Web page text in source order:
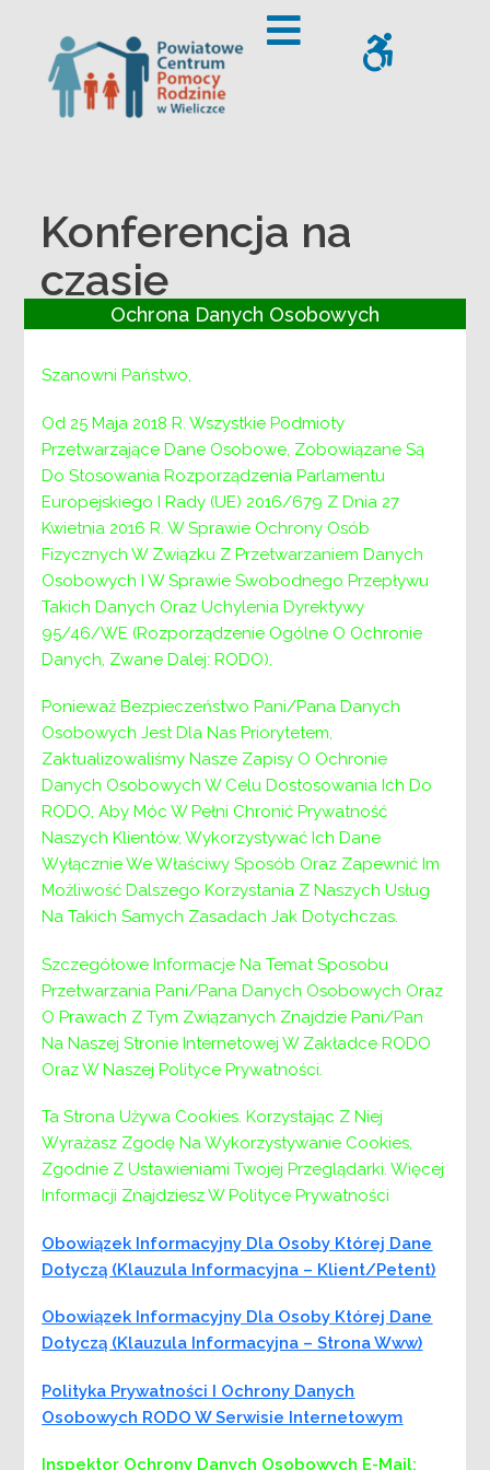
Ochrona Danych Osobowych
Szanowni Państwo,
Od 25 Maja 2018 R. Wszystkie Podmioty
Przetwarzające Dane Osobowe, Zobowiązane Są
Do Stosowania Rozporządzenia Parlamentu
Europejskiego I Rady (UE) 2016/679 Z Dnia 27
Kwietnia 2016 R. W Sprawie Ochrony Osób
Fizycznych W Związku Z Przetwarzaniem Danych
Osobowych I W Sprawie Swobodnego Przepływu
Takich Danych Oraz Uchylenia Dyrektywy
95/46/WE (Rozporządzenie Ogólne O Ochronie
Danych, Zwane Dalej: RODO).
Ponieważ Bezpieczeństwo Pani/Pana Danych
Osobowych Jest Dla Nas Priorytetem,
Zaktualizowaliśmy Nasze Zapisy O Ochronie
Danych Osobowych W Celu Dostosowania Ich Do
RODO, Aby Móc W Pełni Chronić Prywatność
Naszych Klientów, Wykorzystywać Ich Dane
Wyłącznie We Właściwy Sposób Oraz Zapewnić Im
Możliwość Dalszego Korzystania Z Naszych Usług
Na Takich Samych Zasadach Jak Dotychczas.
Szczegółowe Informacje Na Temat Sposobu
Przetwarzania Pani/Pana Danych Osobowych Oraz
O Prawach Z Tym Związanych Znajdzie Pani/Pan
Na Naszej Stronie Internetowej W Zakładce RODO
Oraz W Naszej Polityce Prywatności.
Ta Strona Używa Cookies. Korzystając Z Niej
Wyrażasz Zgodę Na Wykorzystywanie Cookies,
Zgodnie Z Ustawieniami Twojej Przeglądarki. Więcej
Informacji Znajdziesz W Polityce Prywatności
Obowiązek Informacyjny Dla Osoby Której Dane
Dotyczą (klauzula Informacyjna – Klient/petent)
Obowiązek Informacyjny Dla Osoby Której Dane
Dotyczą (klauzula Informacyjna – Strona Www)
Polityka Prywatności I Ochrony Danych
Osobowych RODO W Serwisie Internetowym
Inspektor Ochrony Danych Osobowych E-Mail:
Offcanvas Sidebar
Konferencja na
czasie
Psychoedukacja, interwencja kryzysowa i
mediacje w mojej placówce – podstawy metodyki
pracy – taki tytuł nosi konferencja, na którą
zapraszają Powiatowe Centrum Pomocy
Rodzinie – Ośrodek Interwencji Kryzysowej w
Pedagogiczna w Wieliczce. Konferencja, która
adresowana jest do pracowników oświaty oraz
instytucji pomocowych, odbędzie się w Kampusie
Wielickim od 25 do 27 sierpnia br.
Celem konferencji jest zaopatrzenie
pracowników placówek oświatowych oraz
instytucji pomocowych w podstawową wiedzę z
tego zakresu, zachęcenie do dalszych szkoleń i
szkolić indywidualnie i pracować z nimi w
grupach wsparcia dla specjalistów.
Zdobyta wiedza i umiejętności z zakresu
metodyki pracy interwencyjnej i mediacyjnej oraz
pierwszym rozeznaniu sytuacji i ochronie
samych pomagających pracowników szkół.
Prowadzący konferencję podzielą się również
wiedzą na temat aktualnego prawa i jego
zgłaszania.
Program
Poniedziałek, 25 sierpnia, godzina 9.00-14.30
Problematyka kryzysu i zdrowia psychicznego
dzieci i młodzieży w powiecie wielickim
wstęp do psychologii rozwojowej
pracownicy PPP